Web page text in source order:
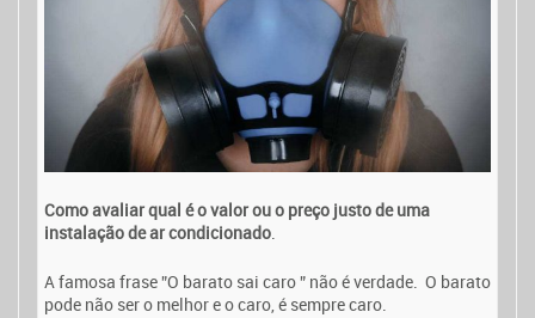
Como avaliar qual é o valor ou o preço justo de uma
instalação de ar condicionado.
A famosa frase ”O barato sai caro ” não é verdade. O barato
pode não ser o melhor e o caro, é sempre caro.